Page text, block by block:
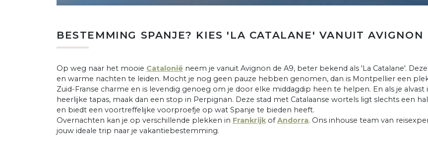
BESTEMMING SPANJE? KIES 'LA CATALANE' VANUIT AVIGNON
Op weg naar het mooie Catalonië neem je vanuit Avignon de A9, beter bekend als 'La Catalane'.
en warme nachten te leiden. Mocht je nog geen pauze hebben genomen, dan is Montpellier een
Zuid-Franse charme en is levendig genoeg om je door elke middagdip heen te helpen. En als je
heerlijke tapas, maak dan een stop in Perpignan. Deze stad met Catalaanse wortels ligt slechts een
en biedt een voortreffelijke voorproefje op wat Spanje te bieden heeft.
Overnachten kan je op verschillende plekken in FrankrijkofAndorra. Ons inhouse team van
jouw ideale trip naar je vakantiebestemming.